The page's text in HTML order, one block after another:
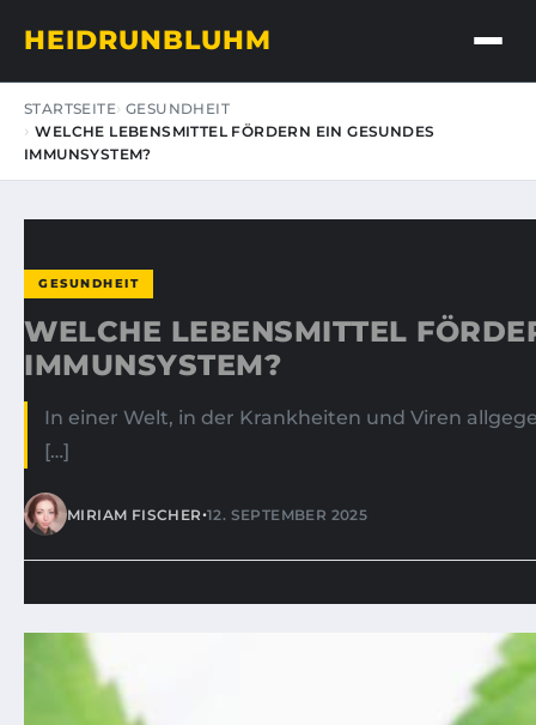
HEIDRUNBLUHM
STARTSEITE GESUNDHEIT
WELCHE LEBENSMITTEL FÖRDERN EIN GESUNDES
IMMUNSYSTEM?
GESUNDHEIT
WELCHE LEBENSMITTEL
IMMUNSYSTEM?
In einer Welt, in der Krankheiten und Viren
[…]
MIRIAM FISCHER•12. SEPTEMBER 2025